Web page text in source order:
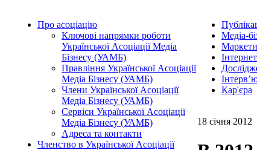
Про асоціацію
Ключові напрямки роботи
Української Асоціації Медіа
Бізнесу (УАМБ)
Правління Української Асоціації
Медіа Бізнесу (УАМБ)
Члени Української Асоціації
Медіа Бізнесу (УАМБ)
Сервіси Української Асоціації
Медіа Бізнесу (УАМБ)
Адреса та контакти
Членство в Української Асоціації
Медіа-
Кар'єра
18 січня 2012